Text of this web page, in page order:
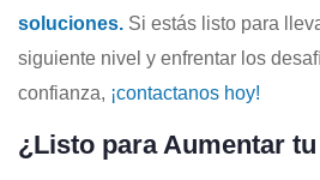
soluciones. Si estás listo para
siguiente nivel y enfrentar los
confianza, ¡contactanos hoy!
¿Listo para Aumentar